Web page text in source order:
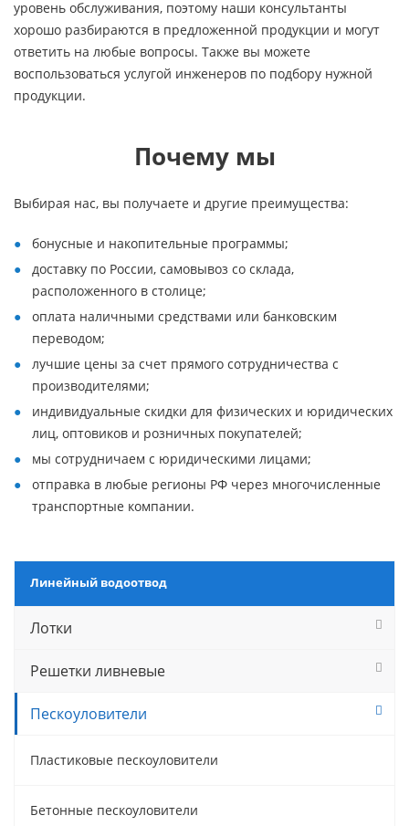
уровень обслуживания, поэтому наши консультанты
хорошо разбираются в предложенной продукции и могут
ответить на любые вопросы. Также вы можете
воспользоваться услугой инженеров по подбору нужной
продукции.
Почему мы
Выбирая нас, вы получаете и другие преимущества:
бонусные и накопительные программы;
доставку по России, самовывоз со склада,
расположенного в столице;
оплата наличными средствами или банковским
переводом;
лучшие цены за счет прямого сотрудничества с
производителями;
индивидуальные скидки для физических и юридических
лиц, оптовиков и розничных покупателей;
мы сотрудничаем с юридическими лицами;
отправка в любые регионы РФ через многочисленные
транспортные компании.
Линейный водоотвод
Лотки
Решетки ливневые
Пескоуловители
Пластиковые пескоуловители
Бетонные пескоуловители